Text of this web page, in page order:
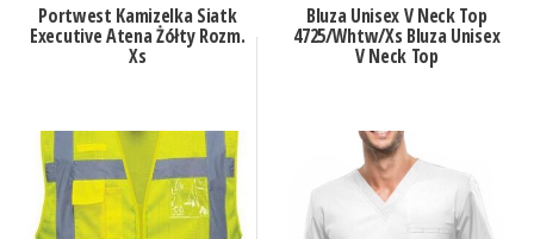
Portwest Kamizelka Siatk
Executive Atena Żółty Rozm.
Xs
Bluza Unisex V Neck Top
4725/Whtw/Xs Bluza Unisex
V Neck Top